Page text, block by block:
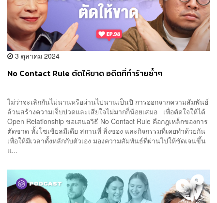
3 ตุลาคม 2024
No Contact Rule ตัดให้ขาด อดีตที่ทำร้ายซ้ำๆ
ไม่ว่าจะเลิกกันไม่นานหรือผ่านไปนานเป็นปี การออกจากความสัมพันธ์
ล้วนสร้างความเจ็บปวดและเสียใจไม่มากก็น้อยเสมอ เพื่อตัดใจให้ได้
Open Relationship ขอเสนอวิธี No Contact Rule คือกฎเหล็กของการ
ตัดขาด ทั้งโซเชียลมีเดีย สถานที่ สิ่งของ และกิจกรรมที่เคยทำด้วยกัน
เพื่อให้มีเวลาตั้งหลักกับตัวเอง มองความสัมพันธ์ที่ผ่านไปให้ชัดเจนขึ้น
แ...